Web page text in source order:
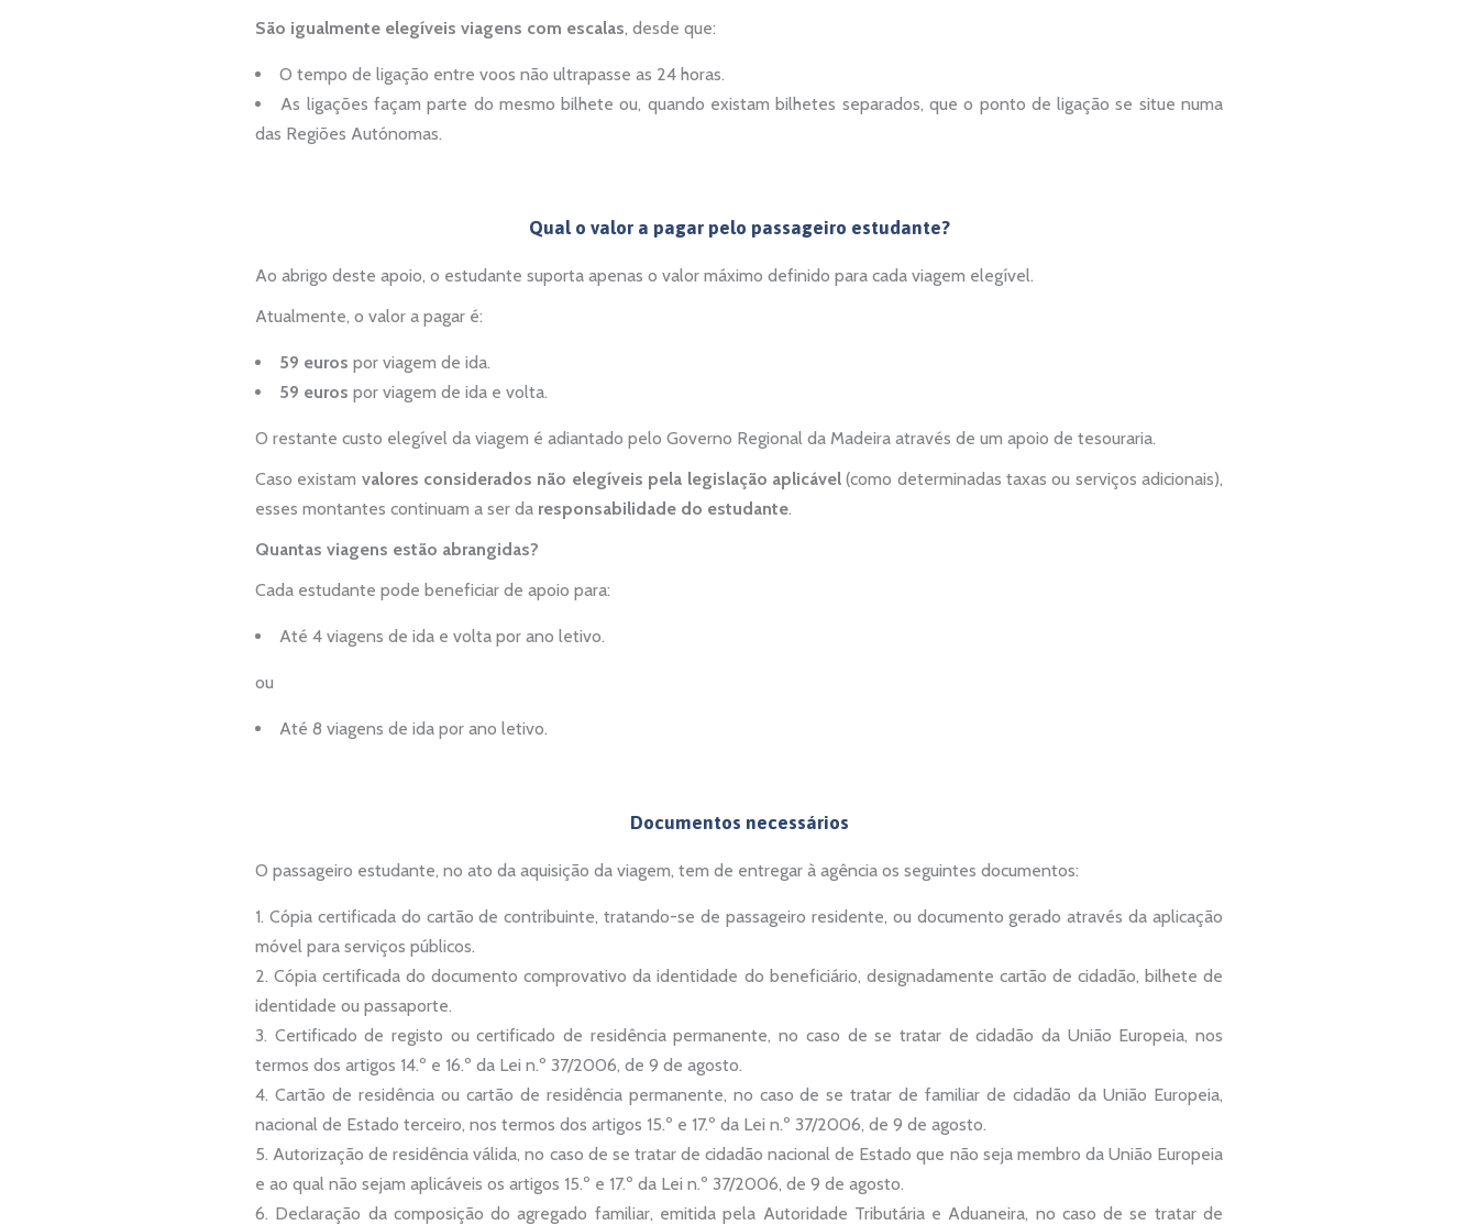
São igualmente elegíveis viagens com escalas, desde que:
O tempo de ligação entre voos não ultrapasse as 24 horas.
As ligações façam parte do mesmo bilhete ou, quando existam bilhetes separados, que o ponto de ligação se situe numa
das Regiões Autónomas.
Qual o valor a pagar pelo passageiro estudante?
Ao abrigo deste apoio, o estudante suporta apenas o valor máximo definido para cada viagem elegível.
Atualmente, o valor a pagar é:
59 euros por viagem de ida.
59 euros por viagem de ida e volta.
O restante custo elegível da viagem é adiantado pelo Governo Regional da Madeira através de um apoio de tesouraria.
Caso existam valores considerados não elegíveis pela legislação aplicável(como determinadas taxas ou serviços adicionais),
esses montantes continuam a ser da responsabilidade do estudante.
Quantas viagens estão abrangidas?
Cada estudante pode beneficiar de apoio para:
Até 4 viagens de ida e volta por ano letivo.
ou
Até 8 viagens de ida por ano letivo.
Documentos necessários
O passageiro estudante, no ato da aquisição da viagem, tem de entregar à agência os seguintes documentos:
Cópia certificada do cartão de contribuinte, tratando-se de passageiro residente, ou documento gerado através da aplicação
móvel para serviços públicos.
Cópia certificada do documento comprovativo da identidade do beneficiário, designadamente cartão de cidadão, bilhete de
identidade ou passaporte.
Certificado de registo ou certificado de residência permanente, no caso de se tratar de cidadão da União Europeia, nos
termos dos artigos 14.º e 16.º da Lei n.º 37/2006, de 9 de agosto.
Cartão de residência ou cartão de residência permanente, no caso de se tratar de familiar de cidadão da União Europeia,
nacional de Estado terceiro, nos termos dos artigos 15.º e 17.º da Lei n.º 37/2006, de 9 de agosto.
Autorização de residência válida, no caso de se tratar de cidadão nacional de Estado que não seja membro da União Europeia
e ao qual não sejam aplicáveis os artigos 15.º e 17.º da Lei n.º 37/2006, de 9 de agosto.
Declaração da composição do agregado familiar, emitida pela Autoridade Tributária e Aduaneira, no caso de se tratar de